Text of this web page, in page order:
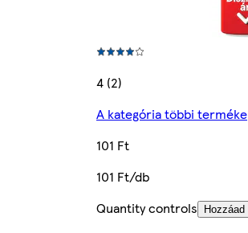
4 (2)
A kategória többi terméke
101 Ft
101 Ft/db
Quantity controls
Hozzáad